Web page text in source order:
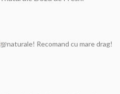
naturale! Recomand cu mare drag!